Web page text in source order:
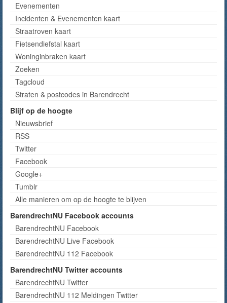
Evenementen
Incidenten & Evenementen kaart
Straatroven kaart
Fietsendiefstal kaart
Woninginbraken kaart
Zoeken
Tagcloud
Straten & postcodes in Barendrecht
Blijf op de hoogte
Nieuwsbrief
RSS
Twitter
Facebook
Google+
Tumblr
Alle manieren om op de hoogte te blijven
BarendrechtNU Facebook accounts
BarendrechtNU Facebook
BarendrechtNU Live Facebook
BarendrechtNU 112 Facebook
BarendrechtNU Twitter accounts
BarendrechtNU Twitter
BarendrechtNU 112 Meldingen Twitter